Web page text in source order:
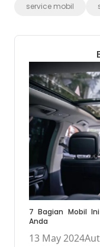
service mobil
7 Bagian Mobil
Anda
13 May 2024